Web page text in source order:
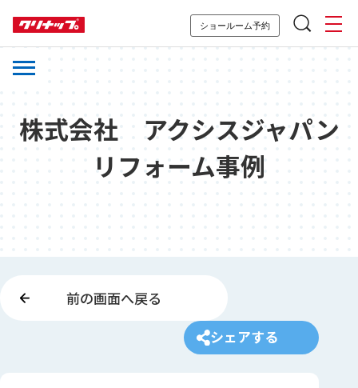
ショールーム予約
株式会社 アクシスジャパン
リフォーム事例
前の画面へ戻る
シェアする